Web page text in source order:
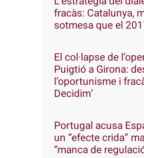
fracàs: Catalunya,
sotmesa que el
El col·lapse de
Puigtió a Girona:
l’oportunisme i
Decidim’
Portugal acusa
un “efecte crida”
“manca de